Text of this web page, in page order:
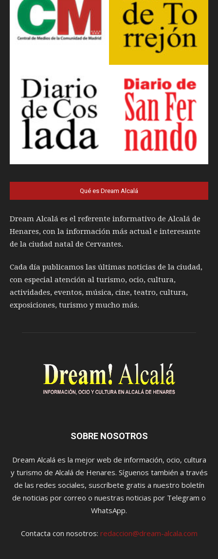
Qué es Dream Alcalá
Dream Alcalá es el referente informativo de Alcalá de
Henares, con la información más actual e interesante
de la ciudad natal de Cervantes.
Cada día publicamos las últimas noticias de la ciudad,
con especial atención al turismo, ocio, cultura,
actividades, eventos, música, cine, teatro, cultura,
exposiciones, turismo y mucho más.
SOBRE NOSOTROS
Dream Alcalá es la mejor web de información, ocio, cultura
y turismo de Alcalá de Henares. Síguenos también a través
de las redes sociales, suscríbete gratis a nuestro boletín
de noticias por correo o nuestras noticias por Telegram o
WhatsApp.
Contacta con nosotros: redaccion@dream-alcala.com